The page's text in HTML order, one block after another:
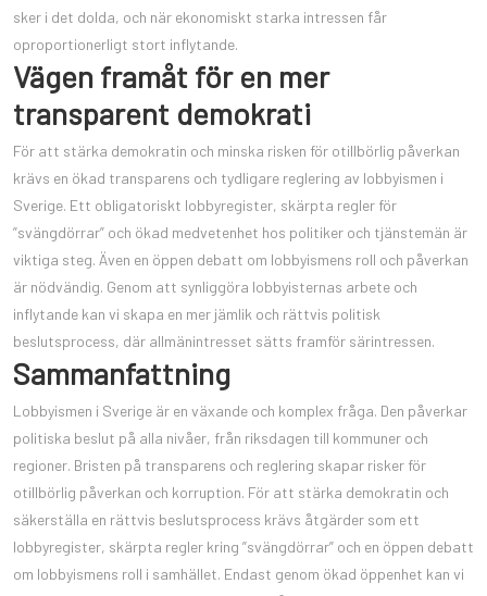
sker i det dolda, och när ekonomiskt starka intressen får
oproportionerligt stort inflytande.
Vägen framåt för en mer
transparent demokrati
För att stärka demokratin och minska risken för otillbörlig påverkan
krävs en ökad transparens och tydligare reglering av lobbyismen i
Sverige. Ett obligatoriskt lobbyregister, skärpta regler för
”svängdörrar” och ökad medvetenhet hos politiker och tjänstemän är
viktiga steg. Även en öppen debatt om lobbyismens roll och påverkan
är nödvändig. Genom att synliggöra lobbyisternas arbete och
inflytande kan vi skapa en mer jämlik och rättvis politisk
beslutsprocess, där allmänintresset sätts framför särintressen.
Sammanfattning
Lobbyismen i Sverige är en växande och komplex fråga. Den påverkar
politiska beslut på alla nivåer, från riksdagen till kommuner och
regioner. Bristen på transparens och reglering skapar risker för
otillbörlig påverkan och korruption. För att stärka demokratin och
säkerställa en rättvis beslutsprocess krävs åtgärder som ett
lobbyregister, skärpta regler kring ”svängdörrar” och en öppen debatt
om lobbyismens roll i samhället. Endast genom ökad öppenhet kan vi